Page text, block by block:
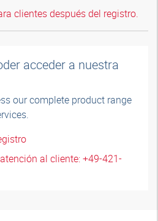
clientes después del registro.
acceder a nuestra
our complete product range
al cliente: +49-421-